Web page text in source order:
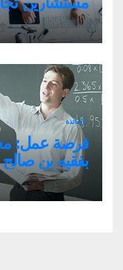
أساتذة
فرصة عمل:
بفقيه بن صالح